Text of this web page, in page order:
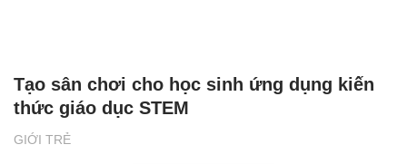
GIỚI TRẺ
Tạo sân chơi cho học sinh ứng dụng kiến
thức giáo dục STEM